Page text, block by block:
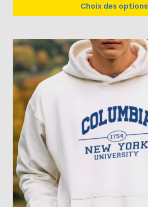
Choix des options